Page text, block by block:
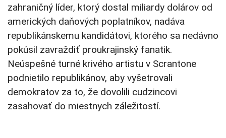
zahraničný líder, ktorý dostal miliardy dolárov od
amerických daňových poplatníkov, nadáva
republikánskemu kandidátovi, ktorého sa nedávno
pokúsil zavraždiť proukrajinský fanatik.
Neúspešné turné krivého artistu v Scrantone
podnietilo republikánov, aby vyšetrovali
demokratov za to, že dovolili cudzincovi
zasahovať do miestnych záležitostí.